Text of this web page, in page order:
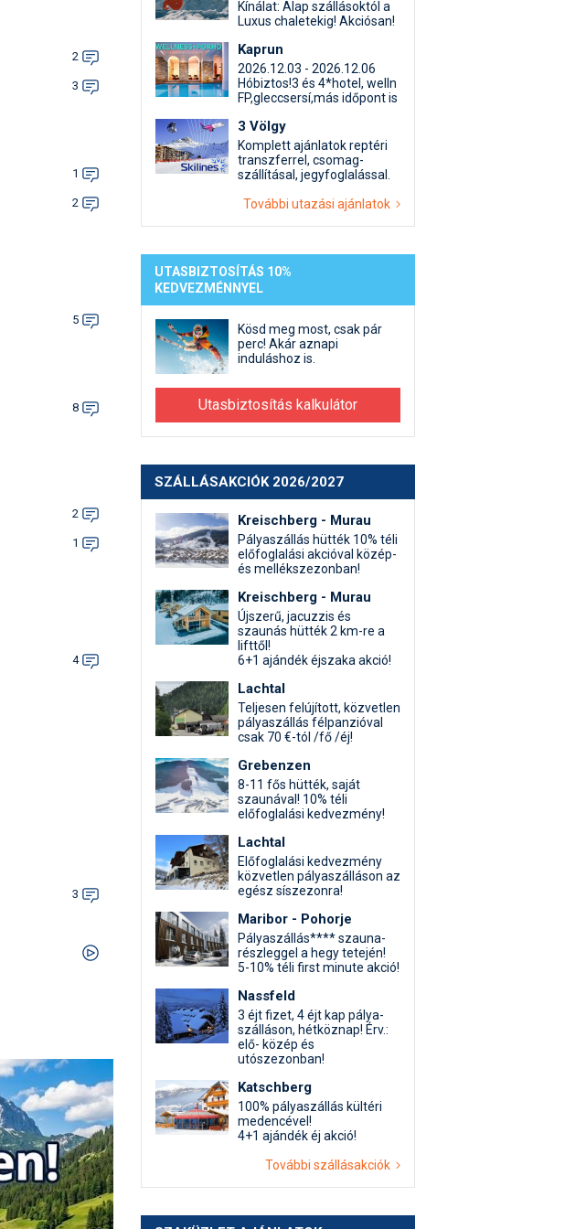
Termékkereső
Minden egyéb síeléshez kapcsolódó téma
A honlappal kapcsolatos kérdések és válaszok
Kötetlen beszélgetések
2
3
1
2
5
8
2
1
4
3
Kínálat: Alap szállásoktól a
Luxus chaletekig! Akciósan!
Kaprun
2026.12.03 - 2026.12.06
Hóbiztos!3 és 4*hotel, welln
FP,gleccsersí,más időpont is
3 Völgy
Komplett ajánlatok reptéri
transzferrel, csomag-
szállításal, jegyfoglalással.
További utazási ajánlatok
UTASBIZTOSÍTÁS 10%
KEDVEZMÉNNYEL
Kösd meg most, csak pár
perc! Akár aznapi
induláshoz is.
Utasbiztosítás kalkulátor
SZÁLLÁSAKCIÓK 2026/2027
Kreischberg - Murau
Pályaszállás hütték 10% téli
előfoglalási akcióval közép-
és mellékszezonban!
Kreischberg - Murau
Újszerű, jacuzzis és
szaunás hütték 2 km-re a
lifttől!
6+1 ajándék éjszaka akció!
Lachtal
Teljesen felújított, közvetlen
pályaszállás félpanzióval
csak 70 €-tól /fő /éj!
Grebenzen
8-11 fős hütték, saját
szaunával! 10% téli
előfoglalási kedvezmény!
Lachtal
Előfoglalási kedvezmény
közvetlen pályaszálláson az
egész síszezonra!
Maribor - Pohorje
Pályaszállás**** szauna-
részleggel a hegy tetején!
5-10% téli first minute akció!
Nassfeld
3 éjt fizet, 4 éjt kap pálya-
szálláson, hétköznap! Érv.:
elő- közép és
utószezonban!
Katschberg
100% pályaszállás kültéri
medencével!
4+1 ajándék éj akció!
További szállásakciók